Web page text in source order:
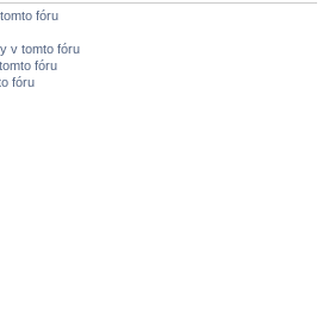
fóru
v tomto fóru
fóru
fóru